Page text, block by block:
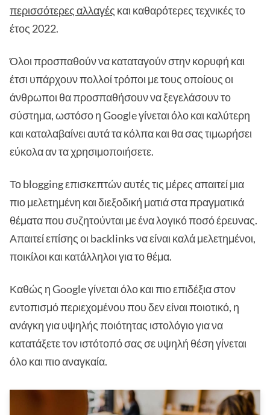
περισσότερες αλλαγές και καθαρότερες τεχνικές το
έτος 2022.
Όλοι προσπαθούν να καταταγούν στην κορυφή και
έτσι υπάρχουν πολλοί τρόποι με τους οποίους οι
άνθρωποι θα προσπαθήσουν να ξεγελάσουν το
σύστημα, ωστόσο η Google γίνεται όλο και καλύτερη
και καταλαβαίνει αυτά τα κόλπα και θα σας τιμωρήσει
εύκολα αν τα χρησιμοποιήσετε.
Το blogging επισκεπτών αυτές τις μέρες απαιτεί μια
πιο μελετημένη και διεξοδική ματιά στα πραγματικά
θέματα που συζητούνται με ένα λογικό ποσό έρευνας.
Απαιτεί επίσης οι backlinks να είναι καλά μελετημένοι,
ποικίλοι και κατάλληλοι για το θέμα.
Καθώς η Google γίνεται όλο και πιο επιδέξια στον
εντοπισμό περιεχομένου που δεν είναι ποιοτικό, η
ανάγκη για υψηλής ποιότητας ιστολόγιο για να
κατατάξετε τον ιστότοπό σας σε υψηλή θέση γίνεται
όλο και πιο αναγκαία.